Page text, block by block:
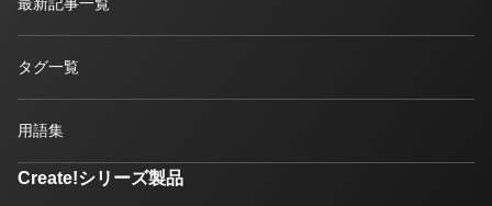
タグ一覧
用語集
Create!シリーズ製品